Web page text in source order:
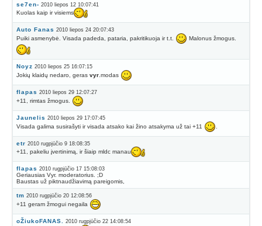
se7en- 2010 liepos 12 10:07:41
Kuolas kaip ir visiems
Auto Fanas 2010 liepos 24 20:07:43
Puiki asmenybė. Visada padeda, pataria, pakritikuoja ir t.t. Malonus žmogus.
Noyz 2010 liepos 25 16:07:15
Jokių klaidų nedaro, geras vyr.modas
flapas 2010 liepos 29 12:07:27
+11, rimtas žmogus.
Jaunelis 2010 liepos 29 17:07:45
Visada galima susirašyti ir visada atsako kai žino atsakyma už tai +11
etr 2010 rugpjūčio 9 18:08:35
+11, pakeliu įvertinimą, ir šiaip mldc manau
flapas 2010 rugpjūčio 17 15:08:03
Geriausias Vyr. moderatorius. ;D
Baustas už piktnaudžiavimą pareigomis,
tm 2010 rugpjūčio 20 12:08:56
+11 geram žmogui negaila
oŽiukoFANAS. 2010 rugpjūčio 22 14:08:54